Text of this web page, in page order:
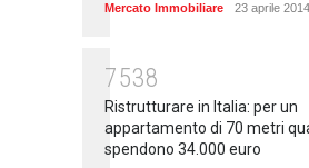
Mercato Immobiliare 23 aprile 2014
7538
Ristrutturare in Italia: per un
appartamento di 70 metri
spendono 34.000 euro